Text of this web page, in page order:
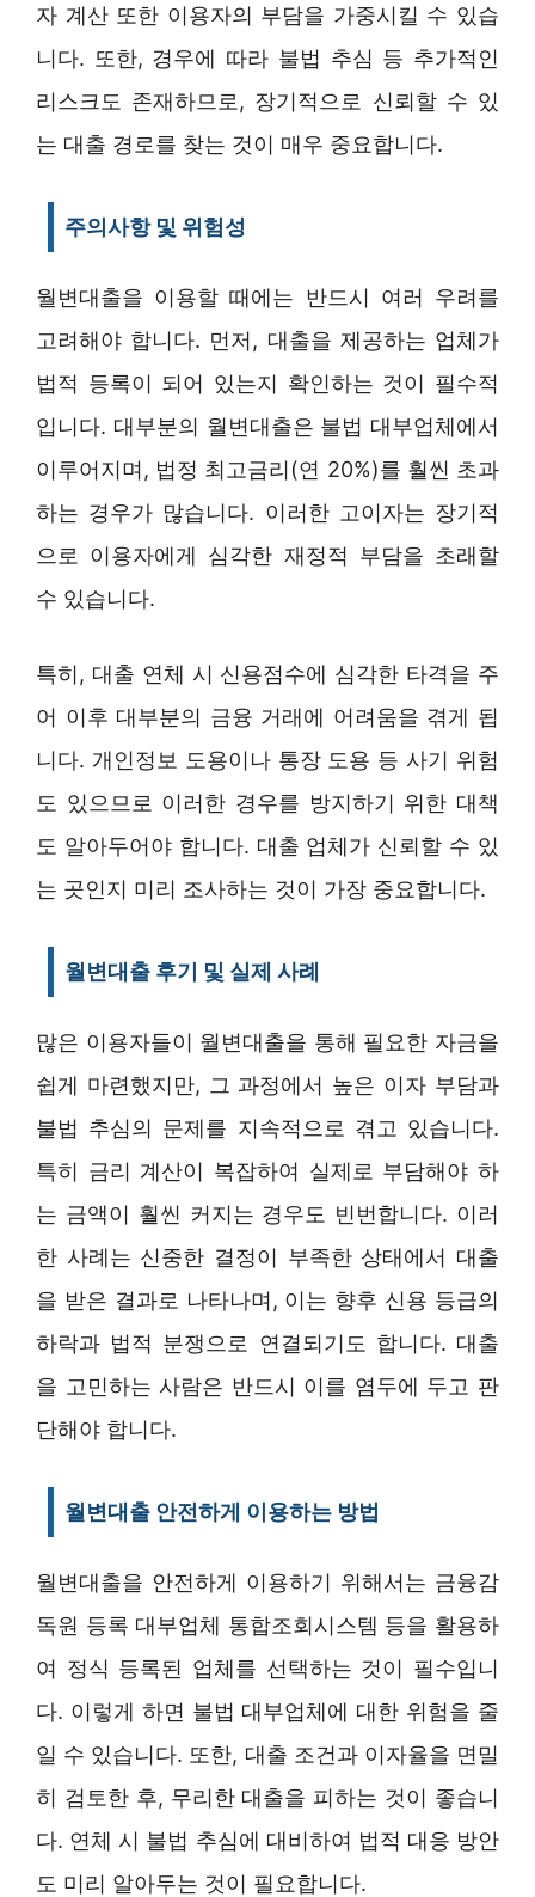
자 계산 또한 이용자의 부담을 가중시킬 수 있습
니다. 또한, 경우에 따라 불법 추심 등 추가적인
리스크도 존재하므로, 장기적으로 신뢰할 수 있
는 대출 경로를 찾는 것이 매우 중요합니다.
주의사항 및 위험성
월변대출을 이용할 때에는 반드시 여러 우려를
고려해야 합니다. 먼저, 대출을 제공하는 업체가
법적 등록이 되어 있는지 확인하는 것이 필수적
입니다. 대부분의 월변대출은 불법 대부업체에서
이루어지며, 법정 최고금리(연 20%)를 훨씬 초과
하는 경우가 많습니다. 이러한 고이자는 장기적
으로 이용자에게 심각한 재정적 부담을 초래할
수 있습니다.
특히, 대출 연체 시 신용점수에 심각한 타격을 주
어 이후 대부분의 금융 거래에 어려움을 겪게 됩
니다. 개인정보 도용이나 통장 도용 등 사기 위험
도 있으므로 이러한 경우를 방지하기 위한 대책
도 알아두어야 합니다. 대출 업체가 신뢰할 수 있
는 곳인지 미리 조사하는 것이 가장 중요합니다.
월변대출 후기 및 실제 사례
많은 이용자들이 월변대출을 통해 필요한 자금을
쉽게 마련했지만, 그 과정에서 높은 이자 부담과
불법 추심의 문제를 지속적으로 겪고 있습니다.
특히 금리 계산이 복잡하여 실제로 부담해야 하
는 금액이 훨씬 커지는 경우도 빈번합니다. 이러
한 사례는 신중한 결정이 부족한 상태에서 대출
을 받은 결과로 나타나며, 이는 향후 신용 등급의
하락과 법적 분쟁으로 연결되기도 합니다. 대출
을 고민하는 사람은 반드시 이를 염두에 두고 판
단해야 합니다.
월변대출 안전하게 이용하는 방법
월변대출을 안전하게 이용하기 위해서는 금융감
독원 등록 대부업체 통합조회시스템 등을 활용하
여 정식 등록된 업체를 선택하는 것이 필수입니
다. 이렇게 하면 불법 대부업체에 대한 위험을 줄
일 수 있습니다. 또한, 대출 조건과 이자율을 면밀
히 검토한 후, 무리한 대출을 피하는 것이 좋습니
다. 연체 시 불법 추심에 대비하여 법적 대응 방안
도 미리 알아두는 것이 필요합니다.